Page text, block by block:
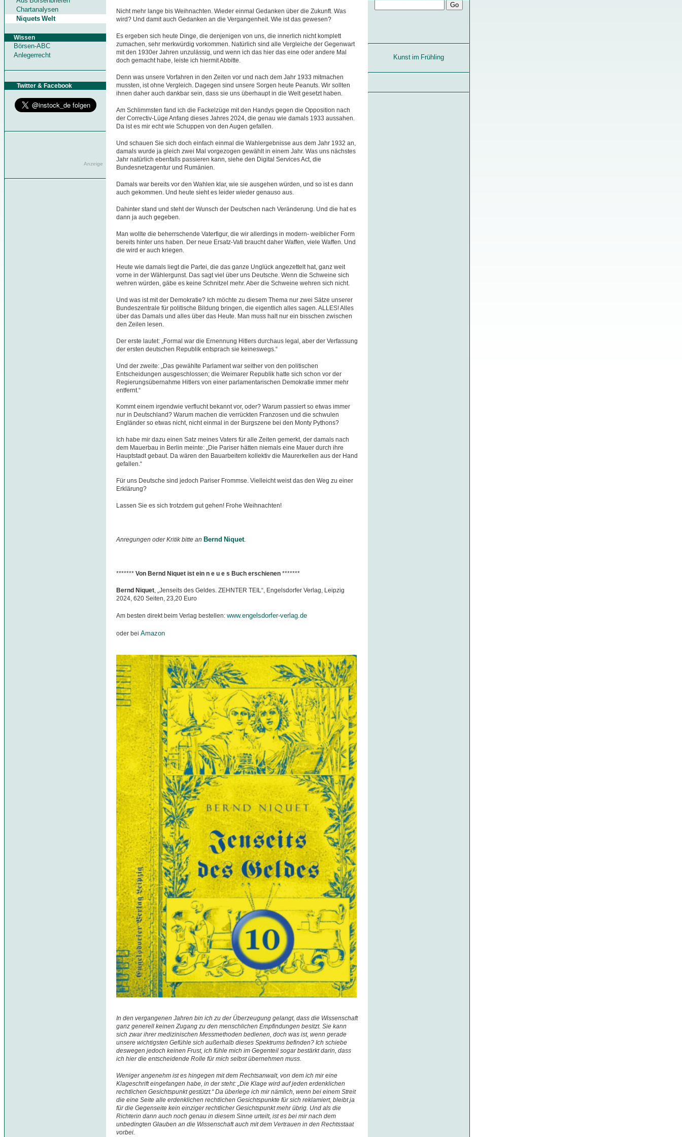
Chartanalysen
Niquets Welt
Wissen
Börsen-ABC
Anlegerrecht
Twitter & Facebook
Anzeige
Kunst im Frühling
Nicht mehr lange bis Weihnachten. Wieder einmal Gedanken über die Zukunft. Was
wird? Und damit auch Gedanken an die Vergangenheit. Wie ist das gewesen?
Es ergeben sich heute Dinge, die denjenigen von uns, die innerlich nicht komplett
zumachen, sehr merkwürdig vorkommen. Natürlich sind alle Vergleiche der Gegenwart
mit den 1930er Jahren unzulässig, und wenn ich das hier das eine oder andere Mal
doch gemacht habe, leiste ich hiermit Abbitte.
Denn was unsere Vorfahren in den Zeiten vor und nach dem Jahr 1933 mitmachen
mussten, ist ohne Vergleich. Dagegen sind unsere Sorgen heute Peanuts. Wir sollten
ihnen daher auch dankbar sein, dass sie uns überhaupt in die Welt gesetzt haben.
Am Schlimmsten fand ich die Fackelzüge mit den Handys gegen die Opposition nach
der Correctiv-Lüge Anfang dieses Jahres 2024, die genau wie damals 1933 aussahen.
Da ist es mir echt wie Schuppen von den Augen gefallen.
Und schauen Sie sich doch einfach einmal die Wahlergebnisse aus dem Jahr 1932 an,
damals wurde ja gleich zwei Mal vorgezogen gewählt in einem Jahr. Was uns nächstes
Jahr natürlich ebenfalls passieren kann, siehe den Digital Services Act, die
Bundesnetzagentur und Rumänien.
Damals war bereits vor den Wahlen klar, wie sie ausgehen würden, und so ist es dann
auch gekommen. Und heute sieht es leider wieder genauso aus.
Dahinter stand und steht der Wunsch der Deutschen nach Veränderung. Und die hat es
dann ja auch gegeben.
Man wollte die beherrschende Vaterfigur, die wir allerdings in modern- weiblicher Form
bereits hinter uns haben. Der neue Ersatz-Vati braucht daher Waffen, viele Waffen. Und
die wird er auch kriegen.
Heute wie damals liegt die Partei, die das ganze Unglück angezettelt hat, ganz weit
vorne in der Wählergunst. Das sagt viel über uns Deutsche. Wenn die Schweine sich
wehren würden, gäbe es keine Schnitzel mehr. Aber die Schweine wehren sich nicht.
Und was ist mit der Demokratie? Ich möchte zu diesem Thema nur zwei Sätze unserer
Bundeszentrale für politische Bildung bringen, die eigentlich alles sagen. ALLES! Alles
über das Damals und alles über das Heute. Man muss halt nur ein bisschen zwischen
den Zeilen lesen.
Der erste lautet: „Formal war die Ernennung Hitlers durchaus legal, aber der Verfassung
der ersten deutschen Republik entsprach sie keineswegs.“
Und der zweite: „Das gewählte Parlament war seither von den politischen
Entscheidungen ausgeschlossen; die Weimarer Republik hatte sich schon vor der
Regierungsübernahme Hitlers von einer parlamentarischen Demokratie immer mehr
entfernt.“
Kommt einem irgendwie verflucht bekannt vor, oder? Warum passiert so etwas immer
nur in Deutschland? Warum machen die verrückten Franzosen und die schwulen
Engländer so etwas nicht, nicht einmal in der Burgszene bei den Monty Pythons?
Ich habe mir dazu einen Satz meines Vaters für alle Zeiten gemerkt, der damals nach
dem Mauerbau in Berlin meinte: „Die Pariser hätten niemals eine Mauer durch ihre
Hauptstadt gebaut. Da wären den Bauarbeitern kollektiv die Maurerkellen aus der Hand
gefallen.“
Für uns Deutsche sind jedoch Pariser Frommse. Vielleicht weist das den Weg zu einer
Erklärung?
Lassen Sie es sich trotzdem gut gehen! Frohe Weihnachten!
Anregungen oder Kritik bitte an Bernd Niquet.
******* Von Bernd Niquet ist ein n e u e s Buch erschienen *******
Bernd Niquet, „Jenseits des Geldes. ZEHNTER TEIL“, Engelsdorfer Verlag, Leipzig
2024, 620 Seiten, 23,20 Euro
Am besten direkt beim Verlag bestellen: www.engelsdorfer-verlag.de
oder bei Amazon
In den vergangenen Jahren bin ich zu der Überzeugung gelangt, dass die Wissenschaft
ganz generell keinen Zugang zu den menschlichen Empfindungen besitzt. Sie kann
sich zwar ihrer medizinischen Messmethoden bedienen, doch was ist, wenn gerade
unsere wichtigsten Gefühle sich außerhalb dieses Spektrums befinden? Ich schiebe
deswegen jedoch keinen Frust, ich fühle mich im Gegenteil sogar bestärkt darin, dass
ich hier die entscheidende Rolle für mich selbst übernehmen muss.
Weniger angenehm ist es hingegen mit dem Rechtsanwalt, von dem ich mir eine
Klageschrift eingefangen habe, in der steht: „Die Klage wird auf jeden erdenklichen
rechtlichen Gesichtspunkt gestützt.“ Da überlege ich mir nämlich, wenn bei einem Streit
die eine Seite alle erdenklichen rechtlichen Gesichtspunkte für sich reklamiert, bleibt ja
für die Gegenseite kein einziger rechtlicher Gesichtspunkt mehr übrig. Und als die
Richterin dann auch noch genau in diesem Sinne urteilt, ist es bei mir nach dem
unbedingten Glauben an die Wissenschaft auch mit dem Vertrauen in den Rechtsstaat
vorbei.